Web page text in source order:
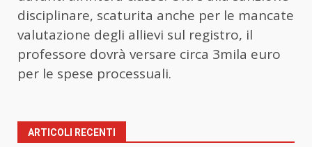
disciplinare, scaturita anche per le mancate
valutazione degli allievi sul registro, il
professore dovrà versare circa 3mila euro
per le spese processuali.
ARTICOLI RECENTI